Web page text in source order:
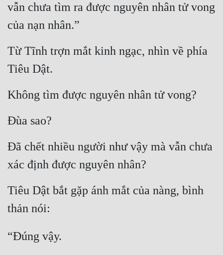
Dị Giới
Dị Năng
Gia Đấu
Góc Nhìn Nam
Huyền Nghi
Huyền Ảo
Hài Hước
Hệ Thống
Học Đường
vẫn chưa tìm ra được nguyên nhân tử vong
của nạn nhân.”
Từ Tĩnh trợn mắt kinh ngạc, nhìn về phía
Tiêu Dật.
Không tìm được nguyên nhân tử vong?
Đùa sao?
Đã chết nhiều người như vậy mà vẫn chưa
xác định được nguyên nhân?
Tiêu Dật bắt gặp ánh mắt của nàng, bình
thản nói:
“Đúng vậy.